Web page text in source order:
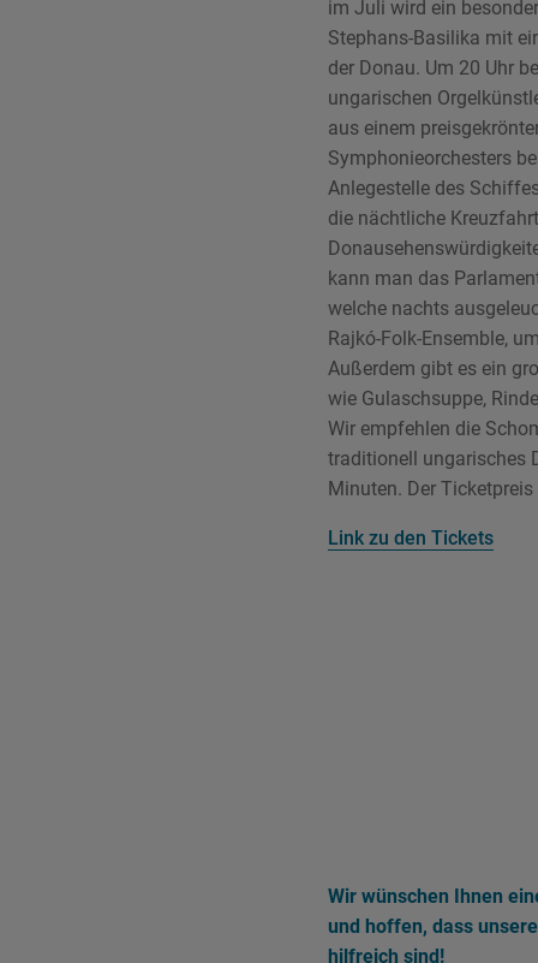
im Juli wird ein
Stephans-Basilika mit
der Donau. Um 20 Uhr
ungarischen
aus einem
Symphonieorchesters
Anlegestelle des
die nächtliche
kann man das
welche nachts
Rajkó-Folk-Ensemble,
Außerdem gibt es ein
wie Gulaschsuppe,
Wir empfehlen die
traditionell ungarisches
Minuten. Der
Link zu den Tickets
Wir wünschen Ihnen
und hoffen, dass
hilfreich sind!